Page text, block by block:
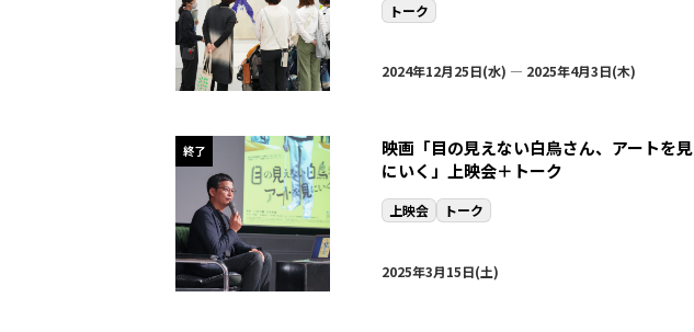
トーク
2024年12月25日(水) — 2025年4月3日(木)
終了
映画「目の見えない白鳥さん、アートを見
にいく」上映会＋トーク
上映会 トーク
2025年3月15日(土)